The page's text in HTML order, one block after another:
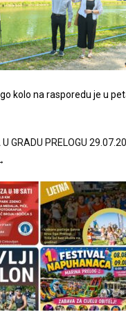
kolo na rasporedu je u
GRADU PRELOGU